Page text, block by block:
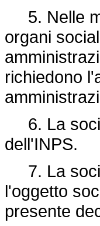
5. Nelle
organi
richiedono
6. La
dell'INPS.
7. La
l'oggetto
presente